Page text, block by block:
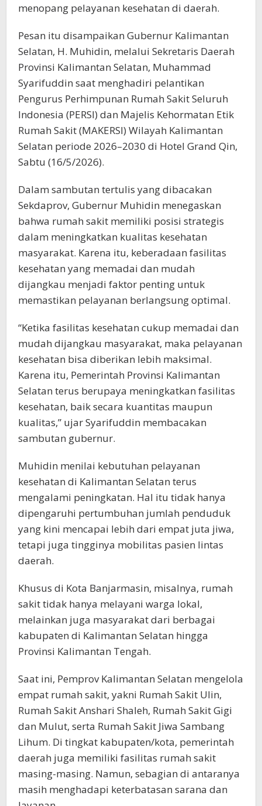
menopang pelayanan kesehatan di daerah.
Pesan itu disampaikan Gubernur Kalimantan
Selatan, H. Muhidin, melalui Sekretaris Daerah
Provinsi Kalimantan Selatan, Muhammad
Syarifuddin saat menghadiri pelantikan
Pengurus Perhimpunan Rumah Sakit Seluruh
Indonesia (PERSI) dan Majelis Kehormatan Etik
Rumah Sakit (MAKERSI) Wilayah Kalimantan
Selatan periode 2026–2030 di Hotel Grand Qin,
Sabtu (16/5/2026).
Dalam sambutan tertulis yang dibacakan
Sekdaprov, Gubernur Muhidin menegaskan
bahwa rumah sakit memiliki posisi strategis
dalam meningkatkan kualitas kesehatan
masyarakat. Karena itu, keberadaan fasilitas
kesehatan yang memadai dan mudah
dijangkau menjadi faktor penting untuk
memastikan pelayanan berlangsung optimal.
“Ketika fasilitas kesehatan cukup memadai dan
mudah dijangkau masyarakat, maka pelayanan
kesehatan bisa diberikan lebih maksimal.
Karena itu, Pemerintah Provinsi Kalimantan
Selatan terus berupaya meningkatkan fasilitas
kesehatan, baik secara kuantitas maupun
kualitas,” ujar Syarifuddin membacakan
sambutan gubernur.
Muhidin menilai kebutuhan pelayanan
kesehatan di Kalimantan Selatan terus
mengalami peningkatan. Hal itu tidak hanya
dipengaruhi pertumbuhan jumlah penduduk
yang kini mencapai lebih dari empat juta jiwa,
tetapi juga tingginya mobilitas pasien lintas
daerah.
Khusus di Kota Banjarmasin, misalnya, rumah
sakit tidak hanya melayani warga lokal,
melainkan juga masyarakat dari berbagai
kabupaten di Kalimantan Selatan hingga
Provinsi Kalimantan Tengah.
Saat ini, Pemprov Kalimantan Selatan mengelola
empat rumah sakit, yakni Rumah Sakit Ulin,
Rumah Sakit Anshari Shaleh, Rumah Sakit Gigi
dan Mulut, serta Rumah Sakit Jiwa Sambang
Lihum. Di tingkat kabupaten/kota, pemerintah
daerah juga memiliki fasilitas rumah sakit
masing-masing. Namun, sebagian di antaranya
masih menghadapi keterbatasan sarana dan